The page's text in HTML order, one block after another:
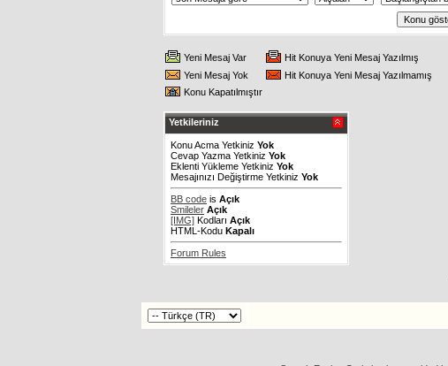
Yeni Mesaj Var
Hit Konuya Yeni Mesaj Yazılmış
Yeni Mesaj Yok
Hit Konuya Yeni Mesaj Yazılmamış
Konu Kapatılmıştır
Yetkileriniz
Konu Acma Yetkiniz Yok
Cevap Yazma Yetkiniz Yok
Eklenti Yükleme Yetkiniz Yok
Mesajınızı Değiştirme Yetkiniz Yok
BB code is Açık
Smileler Açık
[IMG] Kodları Açık
HTML-Kodu Kapalı
Forum Rules